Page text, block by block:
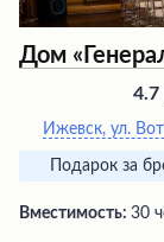
Дом
4.7
Ижевск, ​ул.
Подарок за
Вместимость: 30